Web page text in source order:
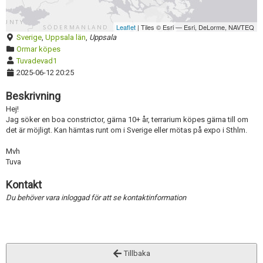
Leaflet | Tiles © Esri — Esri, DeLorme, NAVTEQ
Sverige, Uppsala län, Uppsala
Ormar köpes
Tuvadevad1
2025-06-12 20:25
Beskrivning
Hej!
Jag söker en boa constrictor, gärna 10+ år, terrarium köpes gärna till om
det är möjligt. Kan hämtas runt om i Sverige eller mötas på expo i Sthlm.
Mvh
Tuva
Kontakt
Du behöver vara inloggad för att se kontaktinformation
Tillbaka
Aktivera annons
Inaktivera annons